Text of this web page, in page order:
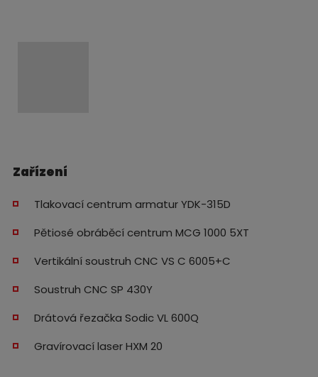
Zařízení
Tlakovací centrum armatur YDK-315D
Pětiosé obráběcí centrum MCG 1000 5XT
Vertikální soustruh CNC VS C 6005+C
Soustruh CNC SP 430Y
Drátová řezačka Sodic VL 600Q
Gravírovací laser HXM 20